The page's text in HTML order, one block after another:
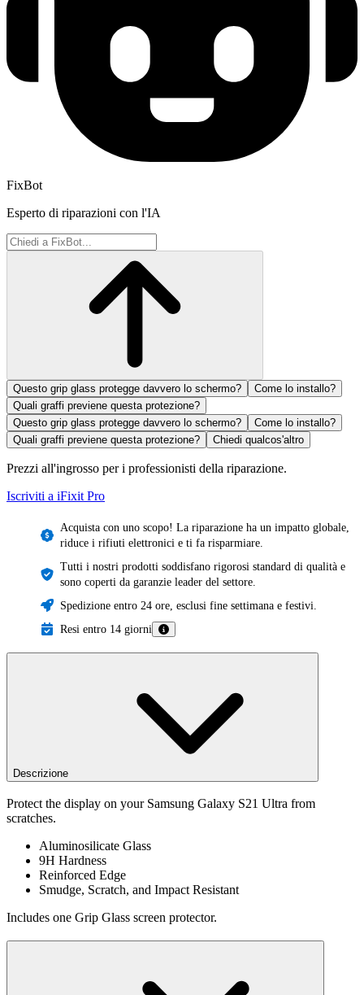
FixBot
Esperto di riparazioni con l'IA
Questo grip glass protegge davvero lo schermo?
Come lo installo?
Quali graffi previene questa protezione?
Questo grip glass protegge davvero lo schermo?
Come lo installo?
Quali graffi previene questa protezione?
Chiedi qualcos'altro
Prezzi all'ingrosso per i professionisti della riparazione.
Iscriviti a iFixit Pro
Acquista con uno scopo! La riparazione ha un impatto globale,
riduce i rifiuti elettronici e ti fa risparmiare.
Tutti i nostri prodotti soddisfano rigorosi standard di qualità e
sono coperti da garanzie leader del settore.
Spedizione entro 24 ore, esclusi fine settimana e festivi.
Resi entro 14 giorni
Descrizione
Protect the display on your Samsung Galaxy S21 Ultra from
scratches.
Aluminosilicate Glass
9H Hardness
Reinforced Edge
Smudge, Scratch, and Impact Resistant
Includes one Grip Glass screen protector.